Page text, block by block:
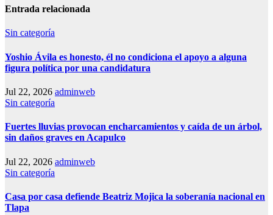
Entrada relacionada
Sin categoría
Yoshio Ávila es honesto, él no condiciona el apoyo a alguna
figura política por una candidatura
Jul 22, 2026 adminweb
Sin categoría
Fuertes lluvias provocan encharcamientos y caída de un árbol,
sin daños graves en Acapulco
Jul 22, 2026 adminweb
Sin categoría
Casa por casa defiende Beatriz Mojica la soberanía nacional en
Tlapa